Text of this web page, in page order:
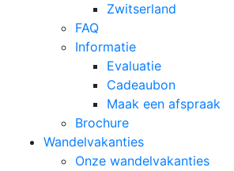
Zwitserland
FAQ
Informatie
Evaluatie
Cadeaubon
Maak een afspraak
Brochure
Wandelvakanties
Onze wandelvakanties